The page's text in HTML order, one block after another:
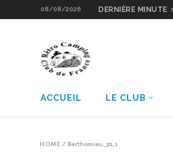
08/08/2026 DERNIÈRE MINUTE
ACCUEIL LE CLUB
HOME / Berthomieu_p1_1